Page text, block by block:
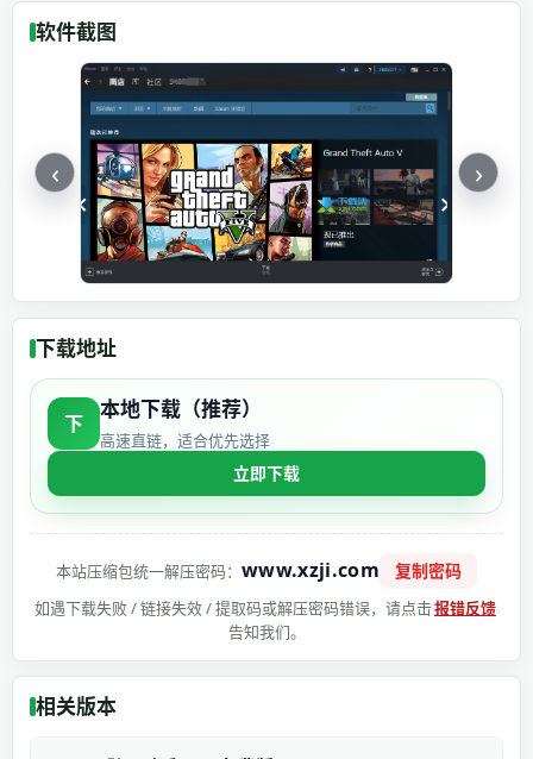
软件截图
‹ ›
下载地址
下
本地下载（推荐）
高速直链，适合优先选择
立即下载
本站压缩包统一解压密码：www.xzji.com 复制密码
如遇下载失败 / 链接失效 / 提取码或解压密码错误，请点击报错反馈
告知我们。
相关版本